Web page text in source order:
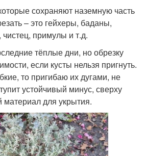
сохраняют наземную часть
– это гейхеры, баданы,
примулы и т.д.
тёплые дни, но обрезку
если кусты нельзя пригнуть.
то пригибаю их дугами, не
устойчивый минус, сверху
для укрытия.